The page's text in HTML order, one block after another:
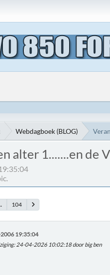
Webdagboek (BLOG)
alter 1.......en de
104
19:35:04
: 24-04-2026 10:02:18 door big ben